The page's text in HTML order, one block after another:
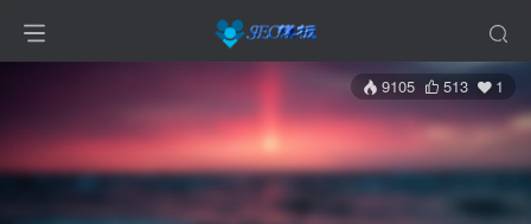
9105 513 1